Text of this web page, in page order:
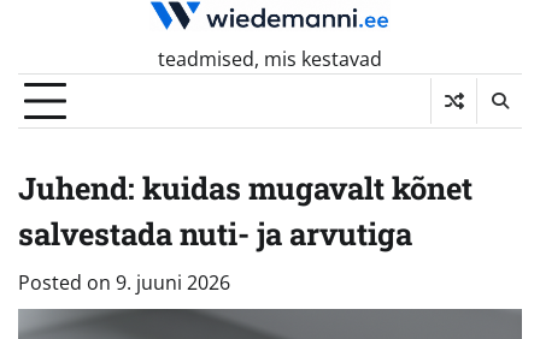
content
teadmised, mis kestavad
Juhend: kuidas mugavalt kõnet
salvestada nuti- ja arvutiga
Posted on 9. juuni 2026